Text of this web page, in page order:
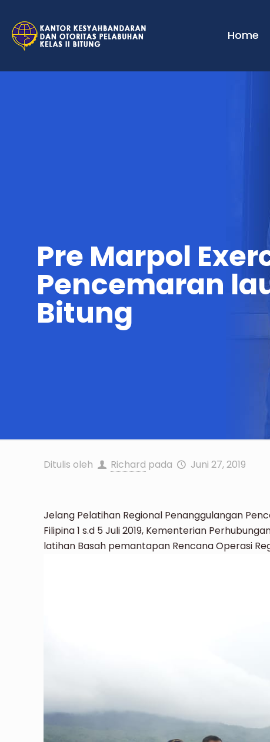
Home
Pre Marpol
Pencemaran
Bitung
Ditulis oleh Richard pada Juni 27, 2019
Jelang Pelatihan Regional Penanggulangan
Filipina 1 s.d 5 Juli 2019, Kementerian
latihan Basah pemantapan Rencana Operasi